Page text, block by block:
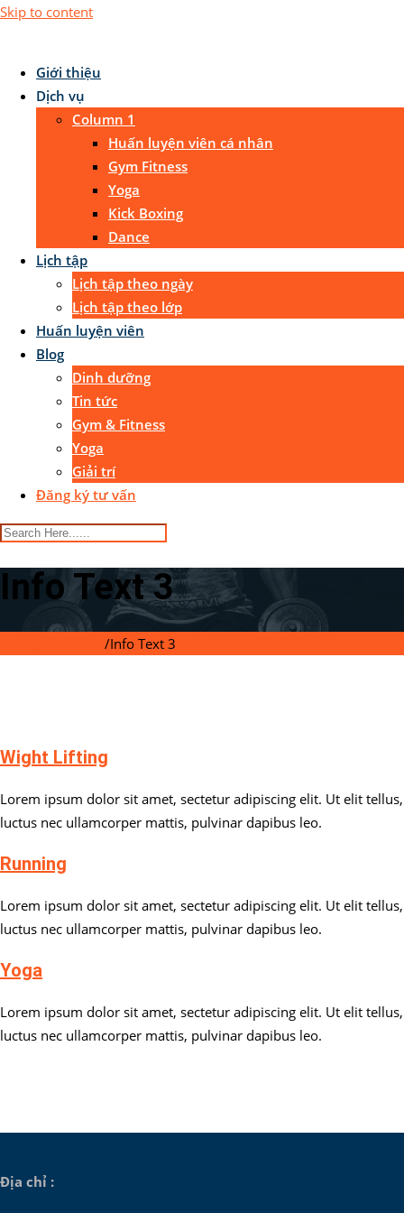
Skip to content
Giới thiệu
Dịch vụ
Column 1
Huấn luyện viên cá nhân
Gym Fitness
Yoga
Kick Boxing
Dance
Lịch tập
Lịch tập theo ngày
Lịch tập theo lớp
Huấn luyện viên
Blog
Dinh dưỡng
Tin tức
Gym & Fitness
Yoga
Giải trí
Đăng ký tư vấn
Info Text 3
/Info Text 3
Wight Lifting
Lorem ipsum dolor sit amet, sectetur adipiscing elit. Ut elit tellus,
luctus nec ullamcorper mattis, pulvinar dapibus leo.
Running
Lorem ipsum dolor sit amet, sectetur adipiscing elit. Ut elit tellus,
luctus nec ullamcorper mattis, pulvinar dapibus leo.
Yoga
Lorem ipsum dolor sit amet, sectetur adipiscing elit. Ut elit tellus,
luctus nec ullamcorper mattis, pulvinar dapibus leo.
Địa chỉ :